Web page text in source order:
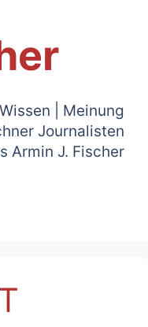
| Meinung
Journalisten
Armin J. Fischer